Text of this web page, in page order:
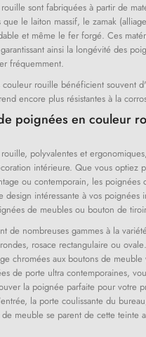
sont fabriquées à partir de
le laiton massif, le zamak
et même le fer forgé. Ces
ainsi la longévité des
fréquemment.
rouille bénéficient souvent
encore plus résistantes à la
poignées en couleur
polyvalentes et
intérieure. Que vous optiez
ou contemporain, les poignées
design intéressante à vos poignées
de meubles ou bouton de
de nombreuses gammes à la
rosace rectangulaire ou
chromées aux boutons de meuble
de porte ultra contemporaines,
la poignée parfaite pour votre
la porte coulissante du
meuble se parent de cette teinte